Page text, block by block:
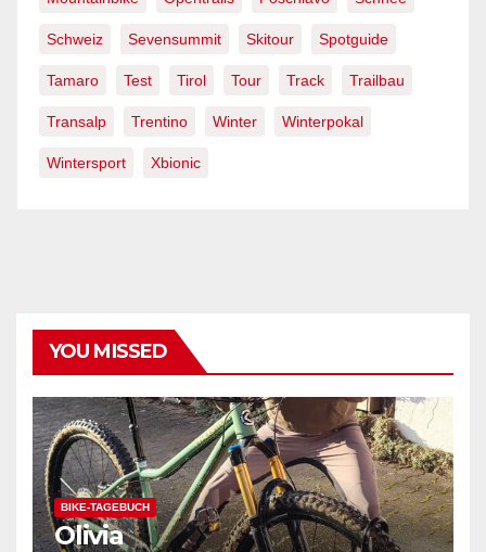
Schweiz Sevensummit Skitour Spotguide
Tamaro Test Tirol Tour Track Trailbau
Transalp Trentino Winter Winterpokal
Wintersport Xbionic
YOU MISSED
BIKE-TAGEBUCH
Olivia